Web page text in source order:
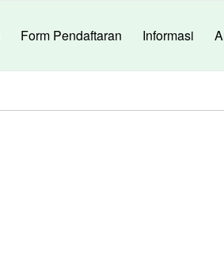
Form Pendaftaran Informasi